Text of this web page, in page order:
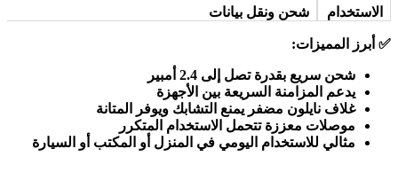
الاستخدام شحن ونقل بيانات
✅ أبرز المميزات:
شحن سريع بقدرة تصل إلى 2.4 أمبير
يدعم المزامنة السريعة بين الأجهزة
غلاف نايلون مضفر يمنع التشابك ويوفر المتانة
موصلات معززة تتحمل الاستخدام المتكرر
مثالي للاستخدام اليومي في المنزل أو المكتب أو السيارة